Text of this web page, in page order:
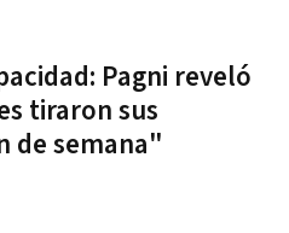
Pagni reveló
tiraron sus
de semana"